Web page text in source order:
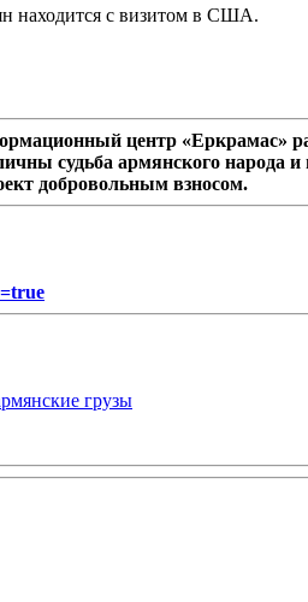
находится с визитом в США.
центр «Еркрамас»
судьба армянского
добровольным взносом.
грузы